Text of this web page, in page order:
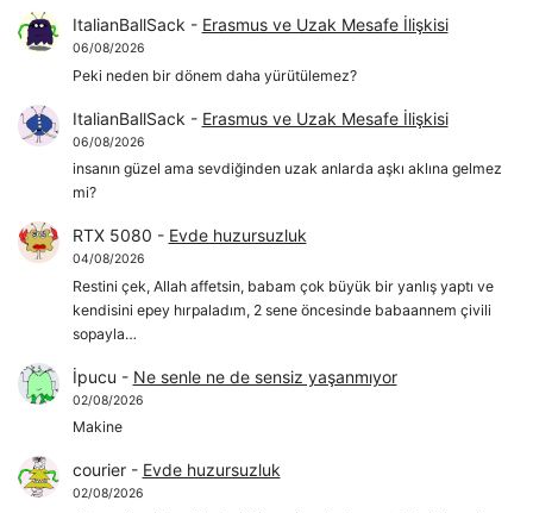
ItalianBallSack - Erasmus ve Uzak Mesafe İlişkisi
06/08/2026
Peki neden bir dönem daha yürütülemez?
ItalianBallSack - Erasmus ve Uzak Mesafe İlişkisi
06/08/2026
insanın güzel ama sevdiğinden uzak anlarda aşkı aklına gelmez
mi?
RTX 5080 - Evde huzursuzluk
04/08/2026
Restini çek, Allah affetsin, babam çok büyük bir yanlış yaptı ve
kendisini epey hırpaladım, 2 sene öncesinde babaannem çivili
sopayla…
İpucu - Ne senle ne de sensiz yaşanmıyor
02/08/2026
Makine
courier- Evde huzursuzluk
02/08/2026